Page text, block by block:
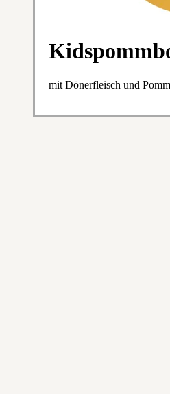
mit Dönerfleisch und